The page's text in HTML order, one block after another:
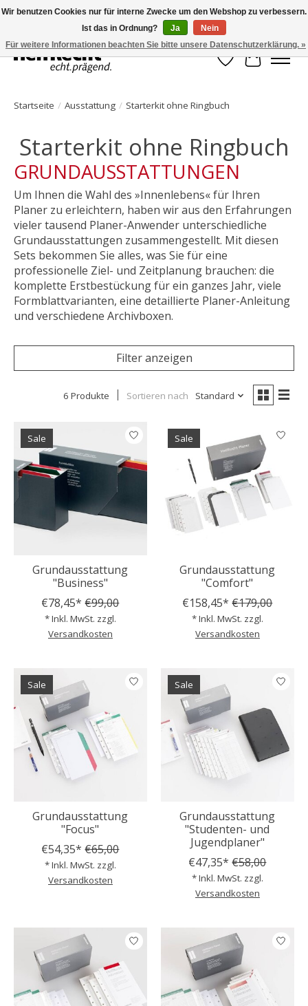
HelfRecht-Planer | Jahresaktualisierungen | Zubehör
Wunschzettel
Ihr
Startseite / Ausstattung / Starterkit ohne Ringbuch
Starterkit ohne Ringbuch
GRUNDAUSSTATTUNGEN
Um Ihnen die Wahl des »Innenlebens« für Ihren
Planer zu erleichtern, haben wir aus den Erfahrungen
vieler tausend Planer-Anwender unterschiedliche
Grundausstattungen zusammengestellt. Mit diesen
Sets bekommen Sie alles, was Sie für eine
professionelle Ziel- und Zeitplanung brauchen: die
komplette Erstbestückung für ein ganzes Jahr, viele
Formblattvarianten, eine detaillierte Planer-Anleitung
und verschiedene Archivboxen.
Filter anzeigen
6 Produkte Sortieren nach Standard
Sale
Grundausstattung
"Business"
€78,45* €99,00
* Inkl. MwSt. zzgl.
Versandkosten
Sale
Grundausstattung
"Comfort"
€158,45* €179,00
* Inkl. MwSt. zzgl.
Versandkosten
Sale
Grundausstattung
"Focus"
€54,35* €65,00
* Inkl. MwSt. zzgl.
Versandkosten
Sale
Grundausstattung
"Studenten- und
Jugendplaner"
€47,35* €58,00
* Inkl. MwSt. zzgl.
Versandkosten
Wir benutzen Cookies nur für interne Zwecke um den Webshop zu verbessern.
Ist das in Ordnung?
Ja
Nein
Für weitere Informationen beachten Sie bitte unsere Datenschutzerklärung. »